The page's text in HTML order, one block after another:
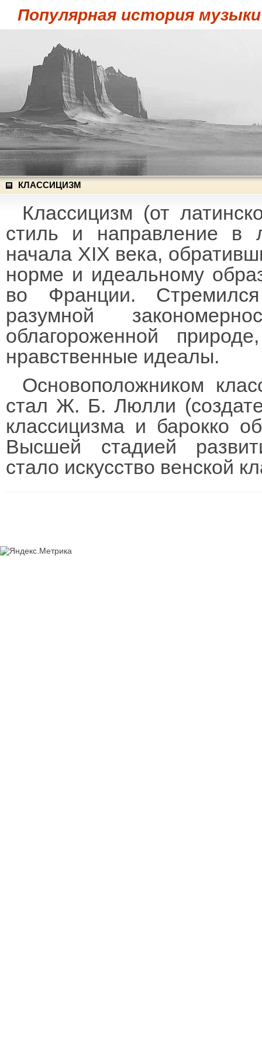
Популярная история музыки
КЛАССИЦИЗМ
Классицизм (от
стиль и направление в
начала XIX века,
норме и идеальному
во Франции.
разумной
облагороженной
нравственные идеалы.
Основоположником
стал Ж. Б. Люлли
классицизма и барокко
Высшей стадией
стало искусство венской